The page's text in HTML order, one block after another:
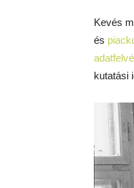
Kevés
és
kutatási